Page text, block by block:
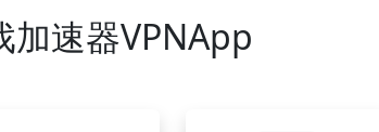
加速器VPNApp